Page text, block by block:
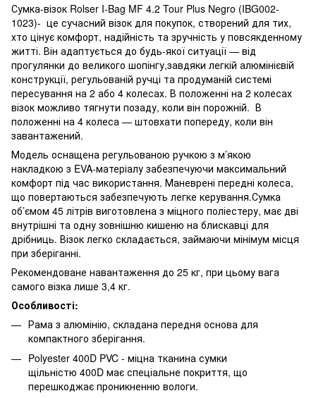
Сумка-візок Rolser I-Bag MF 4.2 Tour Plus Negro (IBG002-
1023)- це сучасний візок для покупок, створений для тих,
хто цінує комфорт, надійність та зручність у повсякденному
житті. Він адаптується до будь-якої ситуації — від
прогулянки до великого шопінгу,завдяки легкій алюмінієвій
конструкції, регульованій ручці та продуманій системі
пересування на 2 або 4 колесах. В положенні на 2 колесах
візок можливо тягнути позаду, коли він порожній. В
положенні на 4 колеса — штовхати попереду, коли він
завантажений.
Модель оснащена регульованою ручкою з м’якою
накладкою з EVA-матеріалу забезпечуючи максимальний
комфорт під час використання. Маневрені передні колеса,
що повертаються забезпечують легке керування.Сумка
об’ємом 45 літрів виготовлена з міцного поліестеру, має дві
внутрішні та одну зовнішню кишеню на блискавці для
дрібниць. Візок легко складається, займаючи мінімум місця
при зберіганні.
Рекомендоване навантаження до 25 кг, при цьому вага
самого візка лише 3,4 кг.
Особливості:
Рама з алюмінію, складана передня основа для
компактного зберігання.
Polyester 400D PVC - міцна тканина сумки
щільністю 400D має спеціальне покриття, що
перешкоджає проникненню вологи.